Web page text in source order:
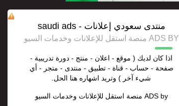
منتدى سعودي إعلانات - saudi ads
ADS BY منصة استقل للإعلانات وخدمات السيو
اذا كان لديك ( موقع - اعلان - منتج - دورة تدريبية -
صفحة - حساب - قناة - تطبيق - منتدى - متجر - أي
شيء آخر ) وتريد اشهاره هنا الحل.
ADS by منصة استقل للإعلانات وخدمات السيو